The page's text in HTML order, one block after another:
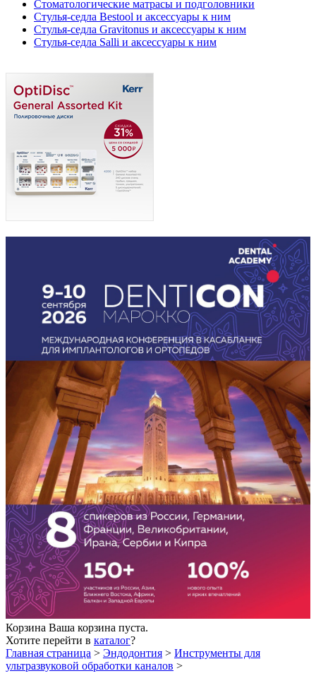
Стоматологические матрасы и подголовники
Стулья-седла Bestool и аксессуары к ним
Стулья-седла Gravitonus и аксессуары к ним
Стулья-седла Salli и аксессуары к ним
Корзина Ваша корзина пуста.
Хотите перейти в каталог?
Главная страница > Эндодонтия > Инструменты для
ультразвуковой обработки каналов >